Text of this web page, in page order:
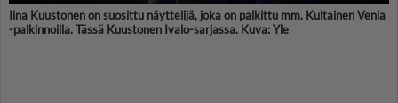
Iina Kuustonen on suosittu näyttelijä, joka on palkittu mm. Kultainen Venla
-palkinnoilla. Tässä Kuustonen Ivalo-sarjassa. Kuva: Yle